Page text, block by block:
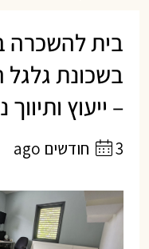
בשכונת גלגל
– ייעוץ ותיווך
3 חודשים ago